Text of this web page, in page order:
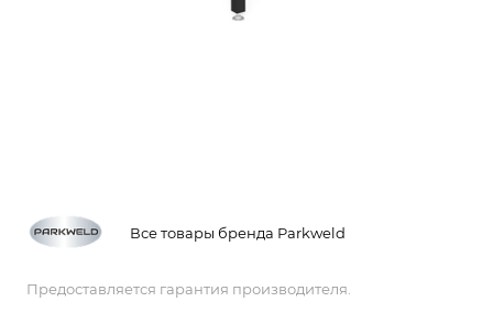
Все товары бренда Parkweld
Предоставляется гарантия производителя.